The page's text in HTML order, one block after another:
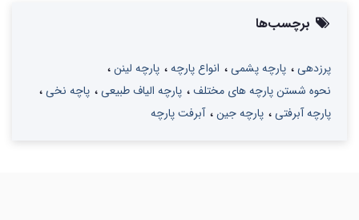
برچسب‌ها
پرزدهی پارچه پشمی انواع پارچه
پارچه لینن
نحوه شستن پارچه های مختلف
پارچه الیاف طبیعی
پاچه نخی
پارچه آبرفتی
پارچه جین آبرفت پارچه